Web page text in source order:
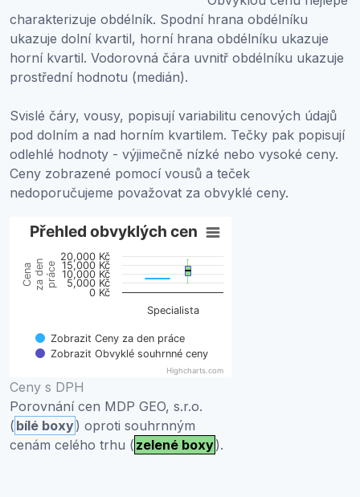
charakterizuje obdélník. Spodní hrana obdélníku
ukazuje dolní kvartil, horní hrana obdélníku ukazuje
horní kvartil. Vodorovná čára uvnitř obdélníku ukazuje
prostřední hodnotu (medián).
Svislé čáry, vousy, popisují variabilitu cenových údajů
pod dolním a nad horním kvartilem. Tečky pak popisují
odlehlé hodnoty - výjimečně nízké nebo vysoké ceny.
Ceny zobrazené pomocí vousů a teček
nedoporučujeme považovat za obvyklé ceny.
Přehled obvyklých cen
Boxplot with 2 data series. Box plot charts are typically
View as data table, Přehled obvyklých cen
The chart has 1 X axis displaying categories.
Cenaza denpráce
Přehled obvyklých cen
Zobrazit Ceny za den práce
Zobrazit Obvyklé souhrnné ceny
Specialista
0 Kč
5,000 Kč
10,000 Kč
15,000 Kč
20,000 Kč
Highcharts.com
End of interactive chart.
Ceny s DPH
Porovnání cen MDP GEO, s.r.o.
( bílé boxy) oproti souhrnným
cenám celého trhu ( zelené boxy).